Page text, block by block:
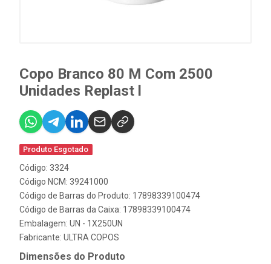
Copo Branco 80 M Com 2500
Unidades Replast l
Produto Esgotado
Código: 3324
Código NCM: 39241000
Código de Barras do Produto: 17898339100474
Código de Barras da Caixa: 17898339100474
Embalagem: UN - 1X250UN
Fabricante: ULTRA COPOS
Dimensões do Produto